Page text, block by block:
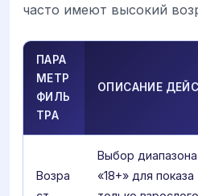
часто имеют высокий
ПАРА
МЕТР
ФИЛЬ
ТРА
ОПИСАНИЕ
Возра
Выбор диапазона
«18+» для показа